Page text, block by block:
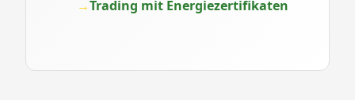
Trading mit Energiezertifikaten